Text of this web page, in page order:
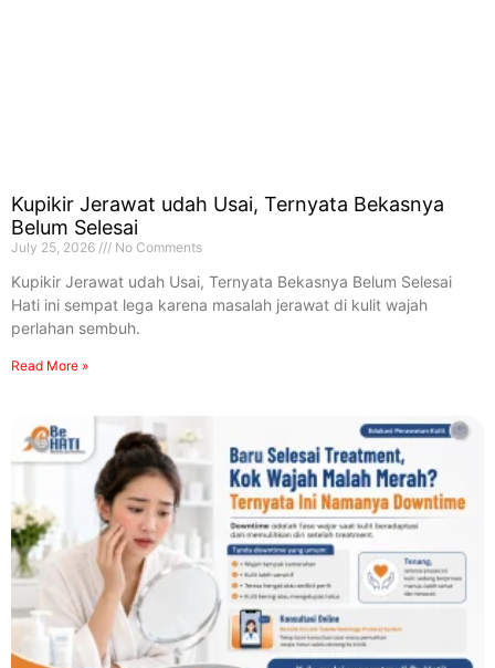
Kupikir Jerawat udah Usai, Ternyata Bekasnya
Belum Selesai
July 25, 2026 No Comments
Kupikir Jerawat udah Usai, Ternyata Bekasnya Belum Selesai
Hati ini sempat lega karena masalah jerawat di kulit wajah
perlahan sembuh.
Read More »